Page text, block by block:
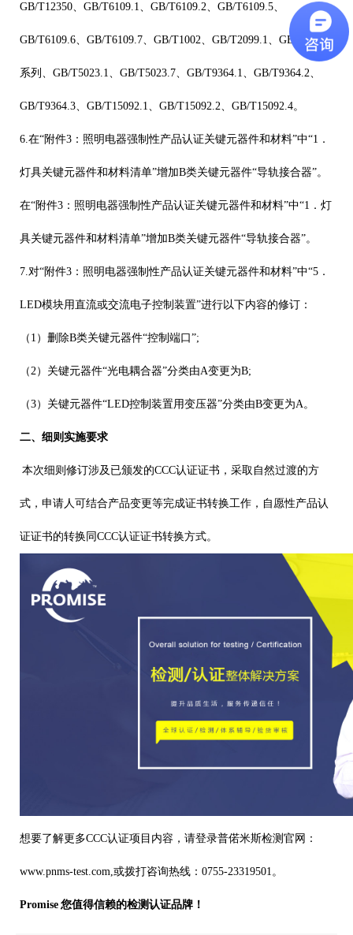
GB/T12350、 GB/T6109.1、 GB/T6109.2、 GB/T6109.5、
GB/T6109.6、 GB/T6109.7、 GB/T1002、 GB/T2099.1、 GB/T14536
系列、 GB/T5023.1、 GB/T5023.7、 GB/T9364.1、 GB/T9364.2、
GB/T9364.3、 GB/T15092.1、 GB/T15092.2、 GB/T15092.4。
6.在“附件3 ：照明电器强制性产品认证关键元器件和材料”中“1 ．
灯具关键元器件和材料清单”增加B类关键元器件“导轨接合器”。
在“附件3 ：照明电器强制性产品认证关键元器件和材料”中“1 ．灯
具关键元器件和材料清单”增加B类关键元器件“导轨接合器”。
7.对“附件3 ：照明电器强制性产品认证关键元器件和材料”中“5 ．
LED模块用直流或交流电子控制装置”进行以下内容的修订：
（ 1 ）删除B类关键元器件“控制端口”;
（2）关键元器件“光电耦合器”分类由A变更为B;
（3）关键元器件“LED控制装置用变压器”分类由B变更为A。
二、细则实施要求
本次细则修订涉及已颁发的CCC认证证书，采取自然过渡的方
式，申请人可结合产品变更等完成证书转换工作 ， 自愿性产品认
证证书的转换同 CCC认证证书转换方式。
想要了解更多CCC认证项目内容，请登录普偌米斯检测官网：
www.pnms-test.com,或拨打咨询热线： 0755-23319501。
Promise 您值得信赖的检测认证品牌！